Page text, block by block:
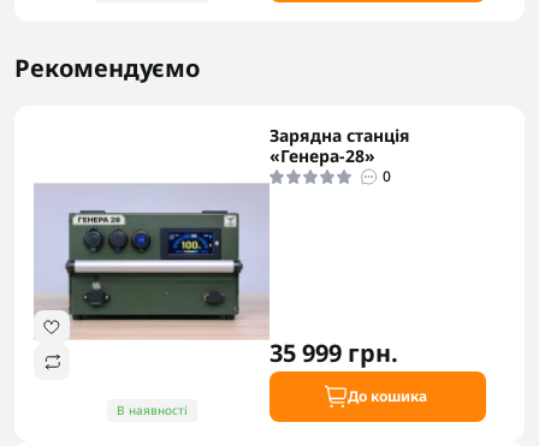
Рекомендуємо
В наявності
Зарядна станція
«Генера-28»
0
35 999 грн.
До кошика